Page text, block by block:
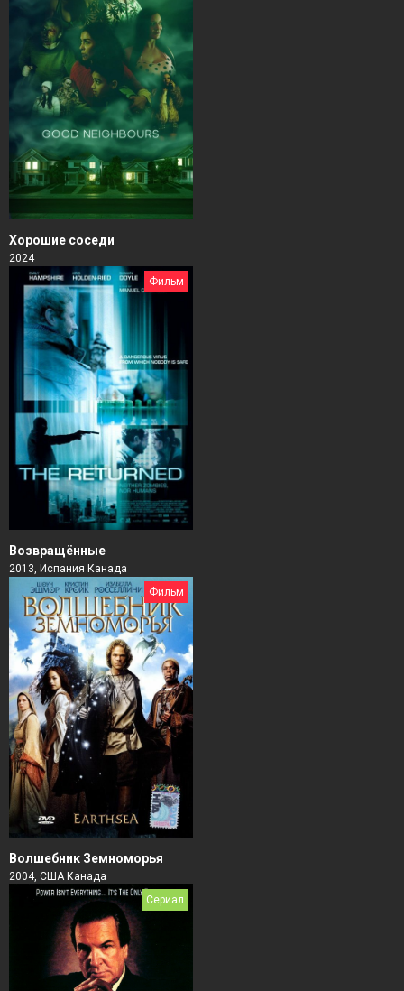
Хорошие соседи
2024
Фильм
Возвращённые
2013, Испания Канада
Фильм
Волшебник Земноморья
2004, США Канада
Сериал